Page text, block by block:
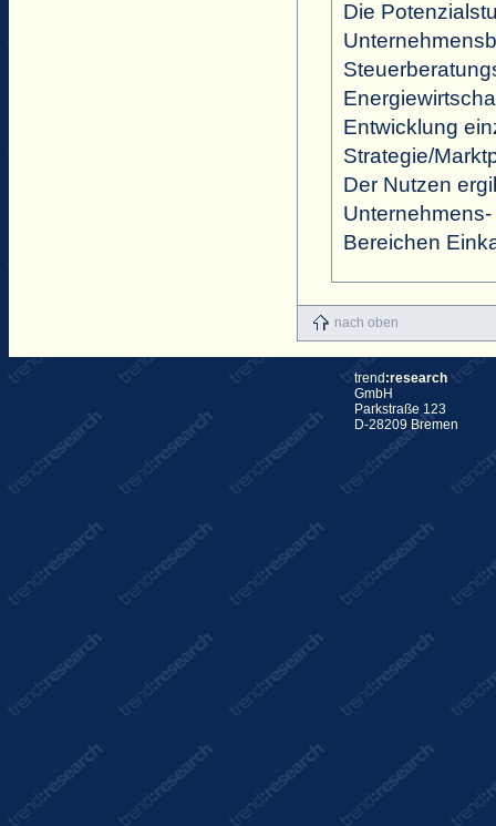
Die
Entwicklung
Strategie/
Der Nutzen
Bereichen
nach oben
trend :research
GmbH
Parkstraße 123
D-28209 Bremen